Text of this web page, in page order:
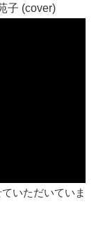
子 (cover)
いただいていま